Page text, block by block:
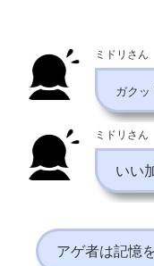
ミドリさん
ガクッ
ミドリさん
いい
アゲ者は記憶